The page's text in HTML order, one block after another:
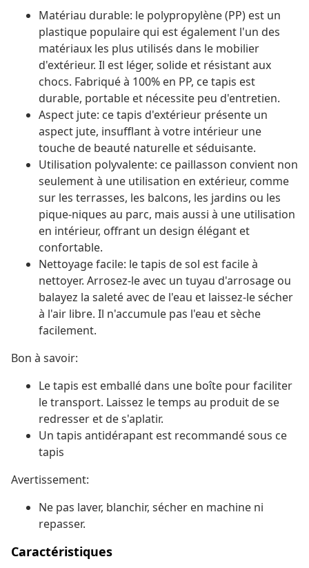
Matériau durable: le polypropylène (PP) est un
plastique populaire qui est également l'un des
matériaux les plus utilisés dans le mobilier
d'extérieur. Il est léger, solide et résistant aux
chocs. Fabriqué à 100% en PP, ce tapis est
durable, portable et nécessite peu d'entretien.
Aspect jute: ce tapis d'extérieur présente un
aspect jute, insufflant à votre intérieur une
touche de beauté naturelle et séduisante.
Utilisation polyvalente: ce paillasson convient non
seulement à une utilisation en extérieur, comme
sur les terrasses, les balcons, les jardins ou les
pique-niques au parc, mais aussi à une utilisation
en intérieur, offrant un design élégant et
confortable.
Nettoyage facile: le tapis de sol est facile à
nettoyer. Arrosez-le avec un tuyau d'arrosage ou
balayez la saleté avec de l'eau et laissez-le sécher
à l'air libre. Il n'accumule pas l'eau et sèche
facilement.
Bon à savoir:
Le tapis est emballé dans une boîte pour faciliter
le transport. Laissez le temps au produit de se
redresser et de s'aplatir.
Un tapis antidérapant est recommandé sous ce
tapis
Avertissement:
Ne pas laver, blanchir, sécher en machine ni
repasser.
Caractéristiques